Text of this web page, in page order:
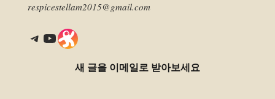
respicestellam2015@gmail.com
Telegram YouTube Link
새 글을 이메일로 받아보세요